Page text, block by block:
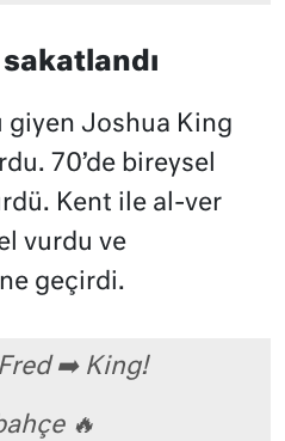
giyen Joshua King
70’de bireysel
Kent ile al-ver
vurdu ve
geçirdi.
➡️ King!
🔥